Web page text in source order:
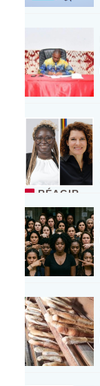
RÉAGIR